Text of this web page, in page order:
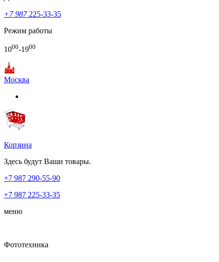
+7 987225-33-35
Режим работы
1000-1900
Москва
Корзина
Здесь будут Ваши товары.
+7 987 290-55-90
+7 987 225-33-35
меню
Фототехника